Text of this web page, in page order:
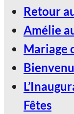
2027,
Nature !
Retour
Amélie
Mariage
Fêtes